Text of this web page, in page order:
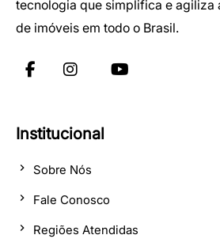
tecnologia que simplifica e agiliza
de imóveis em todo o Brasil.
Institucional
Sobre Nós
Fale Conosco
Regiões Atendidas